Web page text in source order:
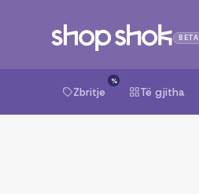
BETA
Zbritje
%
Të gjitha